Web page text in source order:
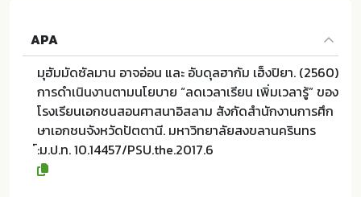
APA
มุฮัมมัดซัลมาน อาจอ่อน และ อับดุลฮากัม เฮ็งปิยา. (2560)
การดำเนินงานตามนโยบาย “ลดเวลาเรียน เพิ่มเวลารู้” ของ
โรงเรียนเอกชนสอนศาสนาอิสลาม สังกัดสำนักงานการศึก
ษาเอกชนจังหวัดปัตตานี. มหาวิทยาลัยสงขลานครินทร
์:ม.ป.ท. 10.14457/PSU.the.2017.6